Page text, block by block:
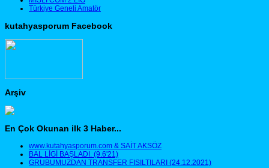
Türkiye Geneli Amatör
kutahyasporum Facebook
Arşiv
En Çok Okunan ilk 3 Haber...
www.kutahyasporum.com & SAİT AKSÖZ
BAL LİGİ BAŞLADI. (9.6'21)
GRUBUMUZDAN TRANSFER FISILTILARI (24.12.2021)